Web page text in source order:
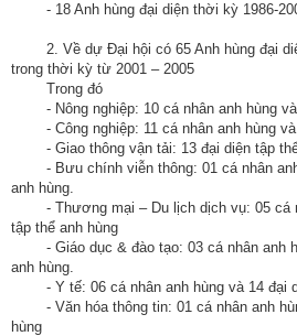
thông
tin
kiếm
Đăng
nhập
- 18 Anh hùng đại diện thời kỳ 1986-
2. Về dự Đại hội có 65 Anh hùng đại
trong thời kỳ từ 2001 – 2005
Trong đó
- Nông nghiệp: 10 cá nhân anh hùng
- Công nghiệp: 11 cá nhân anh hùng
- Giao thông vận tải: 13 đại diện tập
- Bưu chính viễn thông: 01 cá nhân
anh hùng.
- Thương mại – Du lịch dịch vụ: 05 cá
tập thể anh hùng
- Giáo dục & đào tạo: 03 cá nhân anh
anh hùng.
- Y tế: 06 cá nhân anh hùng và 14 đại
- Văn hóa thông tin: 01 cá nhân anh
hùng